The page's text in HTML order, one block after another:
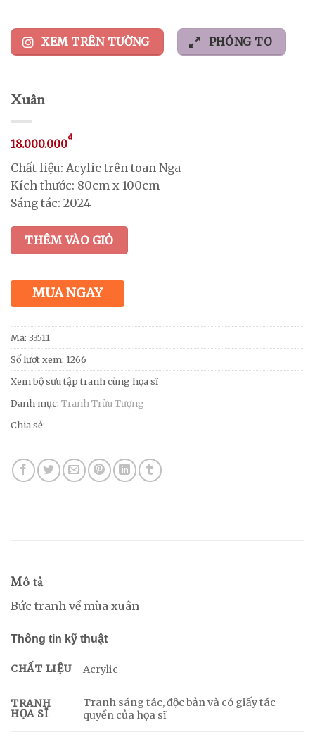
XEM TRÊN TƯỜNG PHÓNG TO
Xuân
18.000.000₫
Chất liệu: Acylic trên toan Nga
Kích thước: 80cm x 100cm
Sáng tác: 2024
THÊM VÀO GIỎ
MUA NGAY
Mã: 33511
Số lượt xem: 1266
Xem bộ sưu tập tranh cùng họa sĩ
Danh mục: Tranh Trừu Tượng
Chia sẻ:
Mô tả
Bức tranh về mùa xuân
Thông tin kỹ thuật
CHẤT LIỆU Acrylic
TRANH
HỌA SĨ
Tranh sáng tác, độc bản và có giấy tác
quyền của họa sĩ